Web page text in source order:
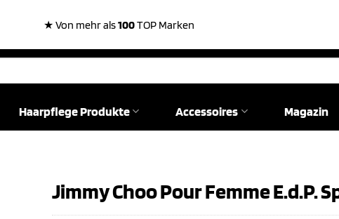
★ Von mehr als100TOP Marken
Haarpflege Produkte Accessoires Magazin
Jimmy Choo Pour Femme E.d.P.